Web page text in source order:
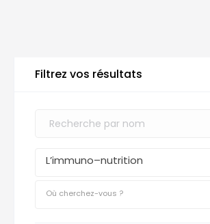
Filtrez vos résultats
L’immuno–nutrition
Où cherchez-vous ?